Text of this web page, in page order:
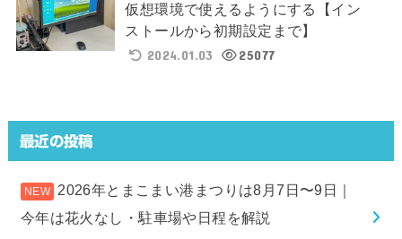
仮想環境で使えるようにする【イン
ストールから初期設定まで】
2024.01.03
25077
最近の投稿
2026年とまこまい港まつりは8月7日〜9日｜
今年は花火なし・駐車場や日程を解説